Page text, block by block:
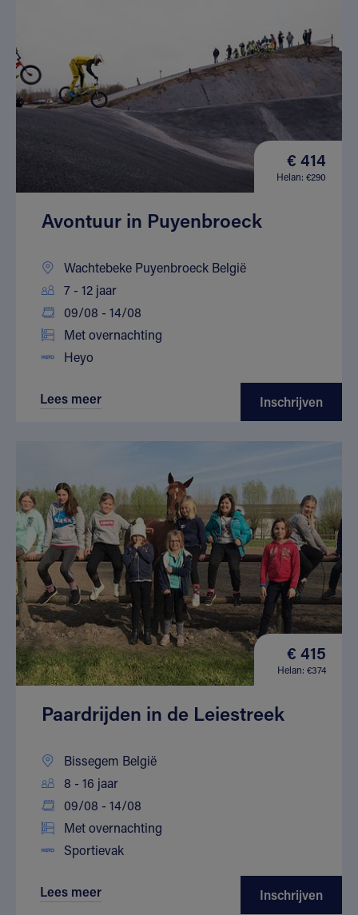
€ 414
Helan: €290
Avontuur in Puyenbroeck
Wachtebeke Puyenbroeck België
7 - 12 jaar
09/08 - 14/08
Met overnachting
Heyo
Lees meer Inschrijven
€ 415
Helan: €374
Paardrijden in de Leiestreek
Bissegem België
8 - 16 jaar
09/08 - 14/08
Met overnachting
Sportievak
Lees meer Inschrijven